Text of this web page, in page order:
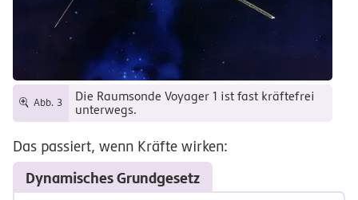
Abb. 3
Die Raumsonde Voyager 1 ist fast kräftefrei
unterwegs.
Das passiert, wenn Kräfte wirken:
Dynamisches Grundgesetz